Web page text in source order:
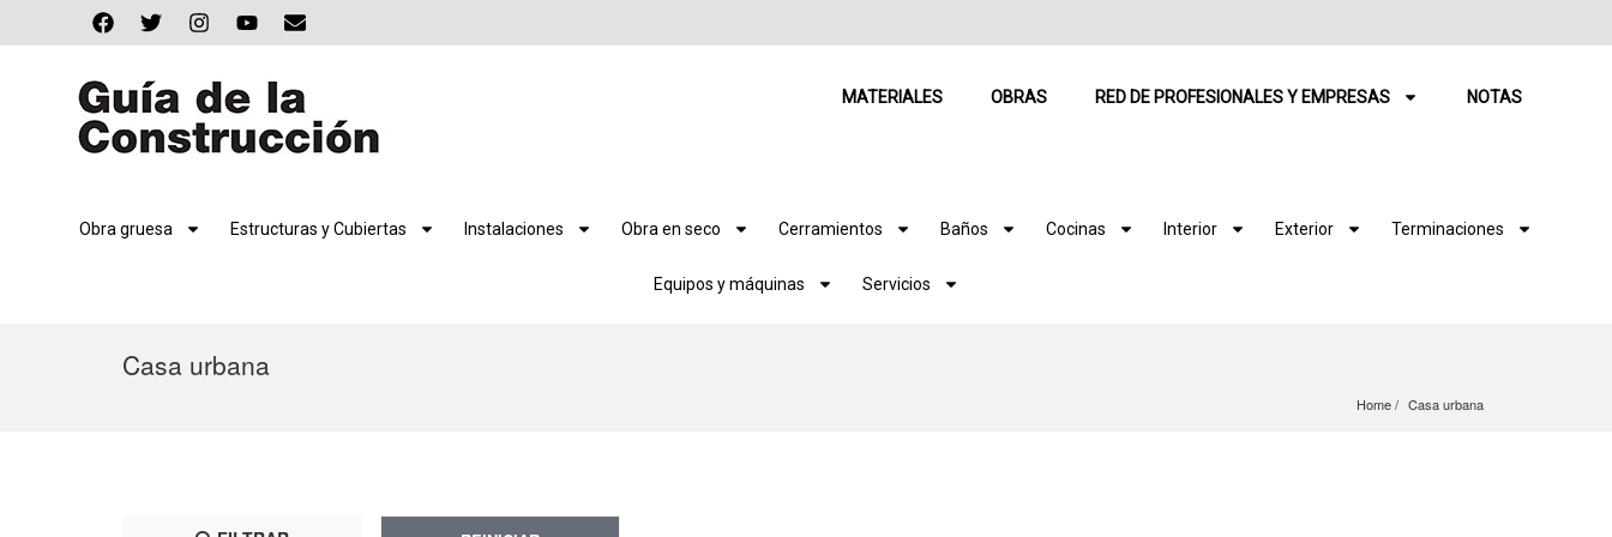
MATERIALES OBRAS RED DE PROFESIONALES Y EMPRESAS NOTAS
Obra gruesa Estructuras y Cubiertas Instalaciones Obra en seco Cerramientos Baños Cocinas Interior Exterior Terminaciones
Equipos y máquinas Servicios
Casa urbana
Home Casa urbana